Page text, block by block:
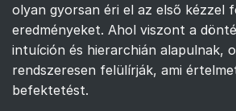
olyan gyorsan éri el az első kézzel
eredményeket. Ahol viszont a
intuíción és hierarchián alapulnak,
rendszeresen felülírják, ami
befektetést.